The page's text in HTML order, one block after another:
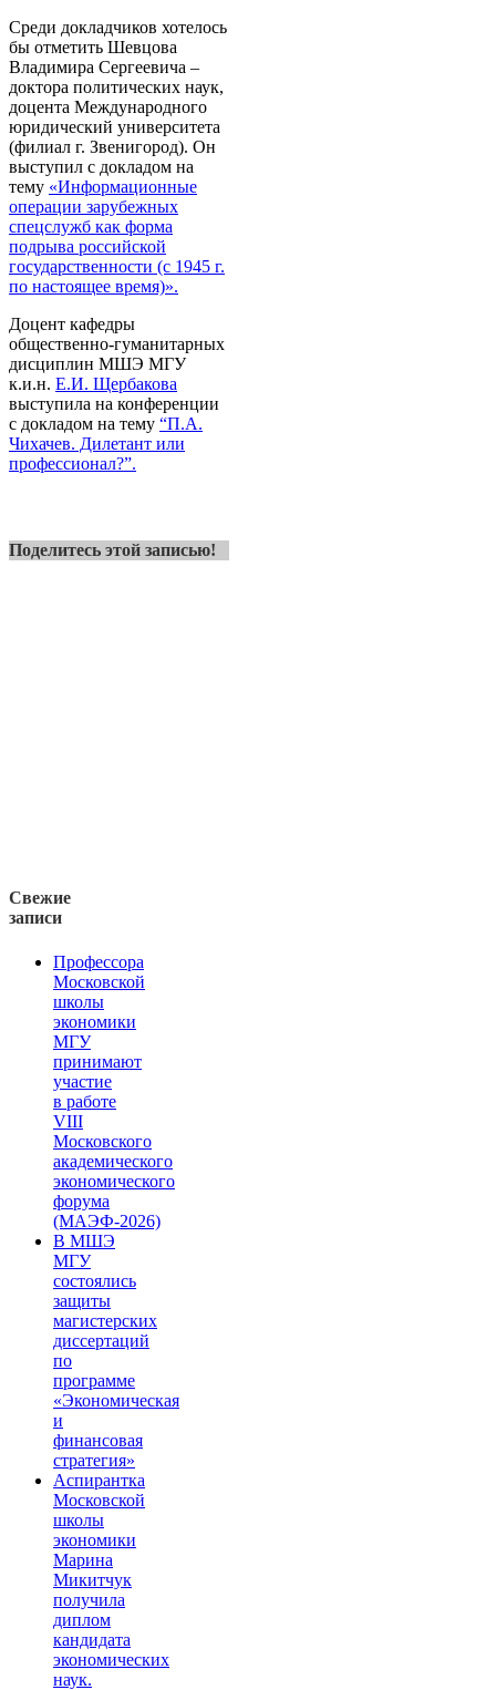
Среди докладчиков хотелось
бы отметить Шевцова
Владимира Сергеевича –
доктора политических наук,
доцента Международного
юридический университета
(филиал г. Звенигород). Он
выступил с докладом на
тему «Информационные
операции зарубежных
спецслужб как форма
подрыва российской
государственности (с 1945 г.
по настоящее время)».
Доцент кафедры
общественно-гуманитарных
дисциплин МШЭ МГУ
к.и.н. Е.И. Щербакова
выступила на конференции
с докладом на тему “П.А.
Чихачев. Дилетант или
профессионал?”.
Поделитесь этой записью!
Свежие
записи
Профессора
Московской
школы
экономики
МГУ
принимают
участие
в работе
VIII
Московского
академического
экономического
форума
(МАЭФ-2026)
В МШЭ
МГУ
состоялись
защиты
магистерских
диссертаций
по
программе
«Экономическая
и
финансовая
стратегия»
Аспирантка
Московской
школы
экономики
Марина
Микитчук
получила
диплом
кандидата
экономических
наук.